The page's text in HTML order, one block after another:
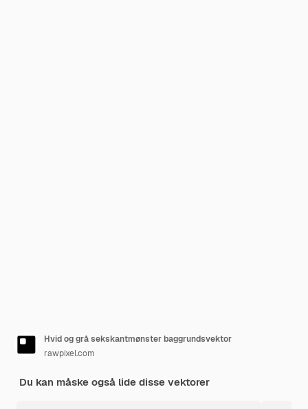
Hvid og grå sekskantmønster baggrundsvektor
rawpixel.com
Du kan måske også lide disse vektorer